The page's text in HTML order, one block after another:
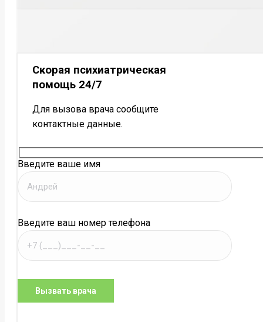
Скорая психиатрическая
помощь 24/7
Для вызова врача сообщите
контактные данные.
Введите ваше имя
Введите ваш номер телефона